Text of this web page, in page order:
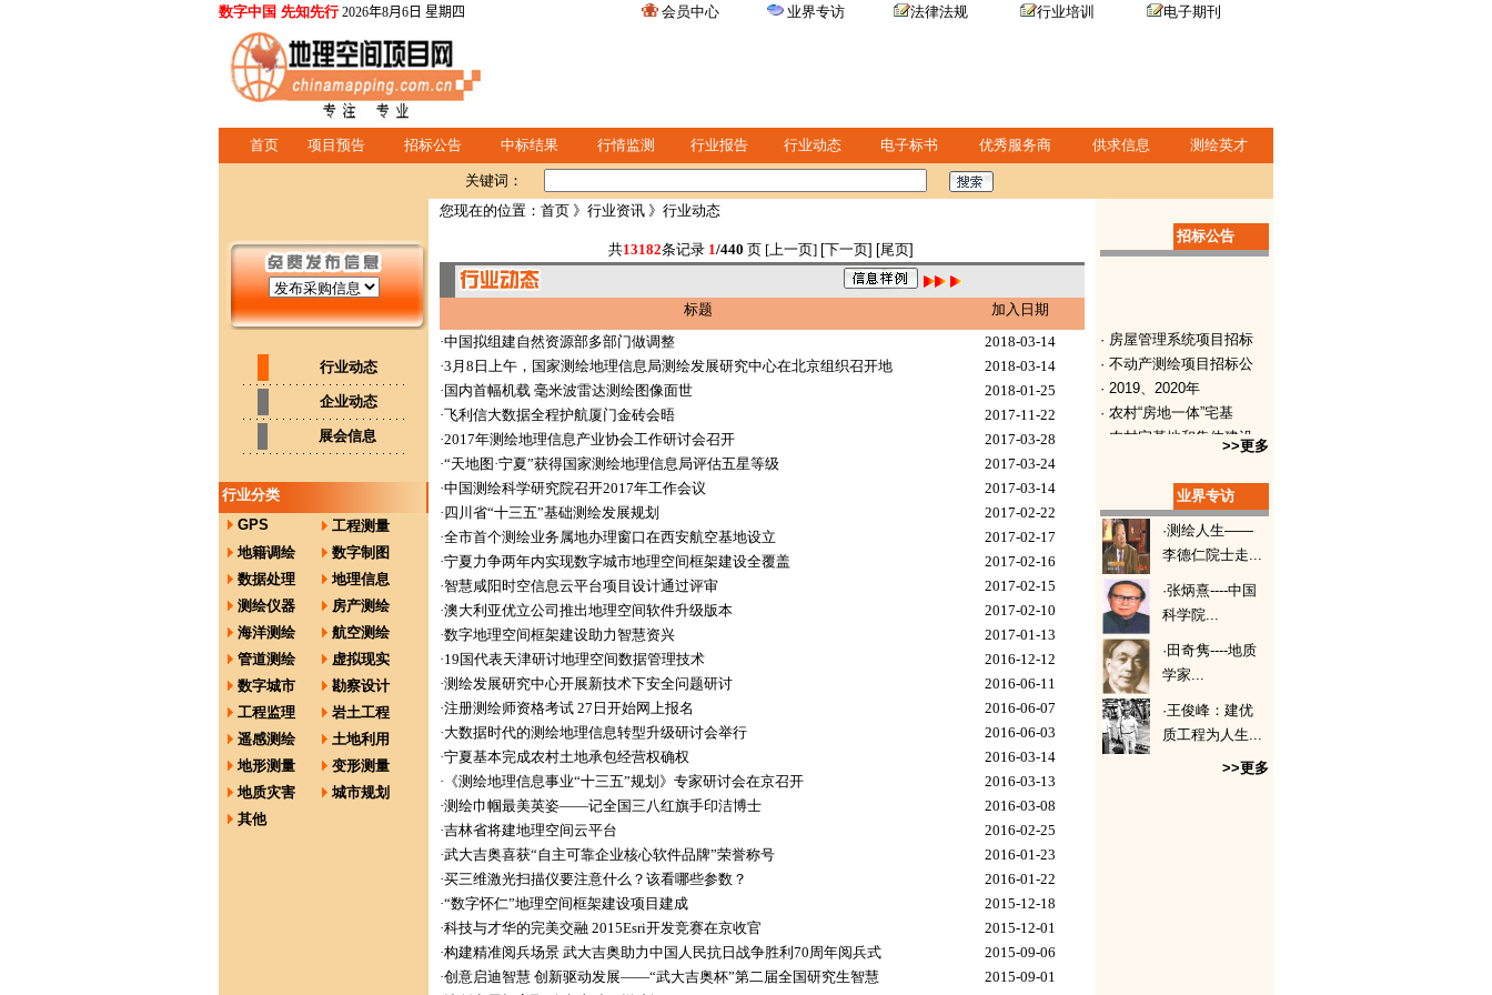
数字中国 先知先行 2026年8月6日 星期四 会员中心 业界专访 法律法规 行业培训 电子期刊
首页 项目预告 招标公告 中标结果 行情监测 行业报告 行业动态 电子标书 优秀服务商 供求信息 测绘英才
关键词：
行业动态
企业动态
展会信息
行业分类
GPS
工程测量
地籍调绘
数字制图
数据处理
地理信息
测绘仪器
房产测绘
海洋测绘
航空测绘
管道测绘
虚拟现实
数字城市
勘察设计
工程监理
岩土工程
遥感测绘
土地利用
地形测量
变形测量
地质灾害
城市规划
其他
您现在的位置： 首页 》 行业资讯 》行业动态
共13182条记录 1/440 页 [上一页] [下一页] [尾页]
标题
加入日期
·中国拟组建自然资源部多部门做调整
2018-03-14
·3月8日上午，国家测绘地理信息局测绘发展研究中心在北京组织召开地
2018-03-14
· 国内首幅机载 毫米波雷达测绘图像面世
2018-01-25
·飞利信大数据全程护航厦门金砖会晤
2017-11-22
·2017年测绘地理信息产业协会工作研讨会召开
2017-03-28
·“天地图·宁夏”获得国家测绘地理信息局评估五星等级
2017-03-24
·中国测绘科学研究院召开2017年工作会议
2017-03-14
·四川省“十三五”基础测绘发展规划
2017-02-22
·全市首个测绘业务属地办理窗口在西安航空基地设立
2017-02-17
·宁夏力争两年内实现数字城市地理空间框架建设全覆盖
2017-02-16
·智慧咸阳时空信息云平台项目设计通过评审
2017-02-15
·澳大利亚优立公司推出地理空间软件升级版本
2017-02-10
·数字地理空间框架建设助力智慧资兴
2017-01-13
·19国代表天津研讨地理空间数据管理技术
2016-12-12
·测绘发展研究中心开展新技术下安全问题研讨
2016-06-11
·注册测绘师资格考试 27日开始网上报名
2016-06-07
·大数据时代的测绘地理信息转型升级研讨会举行
2016-06-03
·宁夏基本完成农村土地承包经营权确权
2016-03-14
· 《测绘地理信息事业“十三五”规划》专家研讨会在京召开
2016-03-13
·测绘巾帼最美英姿——记全国三八红旗手印洁博士
2016-03-08
·吉林省将建地理空间云平台
2016-02-25
·武大吉奥喜获“自主可靠企业核心软件品牌”荣誉称号
2016-01-23
·买三维激光扫描仪要注意什么？该看哪些参数？
2016-01-22
·“数字怀仁”地理空间框架建设项目建成
2015-12-18
·科技与才华的完美交融 2015Esri开发竞赛在京收官
2015-12-01
·构建精准阅兵场景 武大吉奥助力中国人民抗日战争胜利70周年阅兵式
2015-09-06
·创意启迪智慧 创新驱动发展——“武大吉奥杯”第二届全国研究生智慧
2015-09-01
招标公告
· 房屋管理系统项目招标
· 不动产测绘项目招标公
· 2019、2020年
· 农村“房地一体”宅基
· 农村宅基地和集体建设
· 洪道管理范围划界测绘
· 高分辨率卫星遥感影像
· 城乡建设用地增减挂钩
· 农村“房地一体”不动
· 城镇不动产权籍补充调
>>更多
业界专访
·测绘人生——
李德仁院士走...
·张炳熹----中国
科学院...
·田奇隽----地质
学家...
·王俊峰：建优
质工程为人生...
>>更多